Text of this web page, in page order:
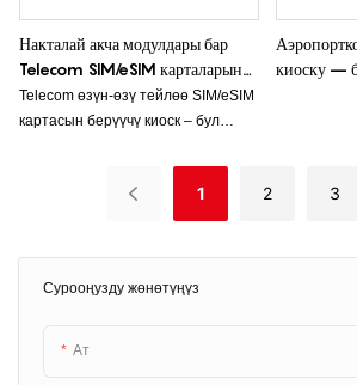
Сурооңузду жөнөтүңүз
Ат
кардарлардын тажрыйбасын
жакшыртат.
Накталай акча модулдары бар
Telecom SIM/eSIM карталарын
берүүчү киоск
Telecom өзүн-өзү тейлөө SIM/eSIM
картасын берүүчү киоск – бул
жардамысыз SIM/eSIM карталарын
сатып алууга жана
активдештирүүгө мүмкүндүк берген
модулдары менен жабдылган
жана натыйжалуу транзакция
киоску –
1
2 3